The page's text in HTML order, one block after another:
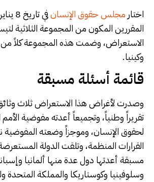
اختار مجلس حقوق الإنسان
المقررين المكون من المجموعة الثلاثية
الاستعراض، وضمت هذه المجموعة كلاً
وكينيا.
قائمة أسئلة مسبقة
وصدرت لأغراض هذا الاستعراض ثلاث
تقريراً وطنياً، وتجميعاً أعدته مفوضية
لحقوق الإنسان، وموجزاً وضعته المفوضية
القرارات المنظمة، وتلقت الدولة
مسبقة أعدتها دول عدة منها ألمانيا
وسلوفينيا وكوستاريكا والمملكة المتحدة